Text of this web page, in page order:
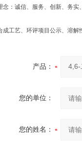
念：诚信、服务、创新、务实
成工艺、环评项目公示、溶解
产品：
您的单位：
您的姓名：